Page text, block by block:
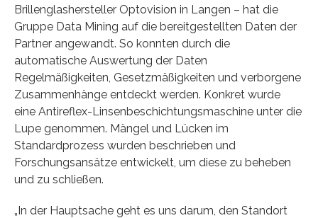
Brillenglashersteller Optovision in Langen – hat die
Gruppe Data Mining auf die bereitgestellten Daten der
Partner angewandt. So konnten durch die
automatische Auswertung der Daten
Regelmäßigkeiten, Gesetzmäßigkeiten und verborgene
Zusammenhänge entdeckt werden. Konkret wurde
eine Antireflex-Linsenbeschichtungsmaschine unter die
Lupe genommen. Mängel und Lücken im
Standardprozess wurden beschrieben und
Forschungsansätze entwickelt, um diese zu beheben
und zu schließen.
„In der Hauptsache geht es uns darum, den Standort